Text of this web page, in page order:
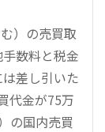
）の売買取
数料と税金
差し引いた
代金が75万
の国内売買